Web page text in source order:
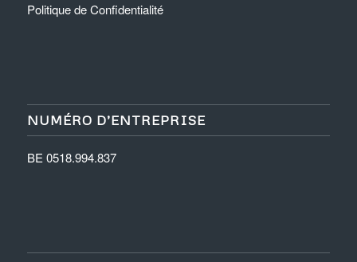
Politique de Confidentialité
NUMÉRO D’ENTREPRISE
BE 0518.994.837